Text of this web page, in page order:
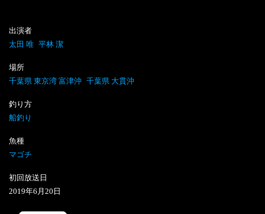
出演者
太田 唯 平林 潔
場所
千葉県 東京湾 富津沖 千葉県 大貫沖
釣り方
船釣り
魚種
マゴチ
初回放送日
2019年6 月 20 日